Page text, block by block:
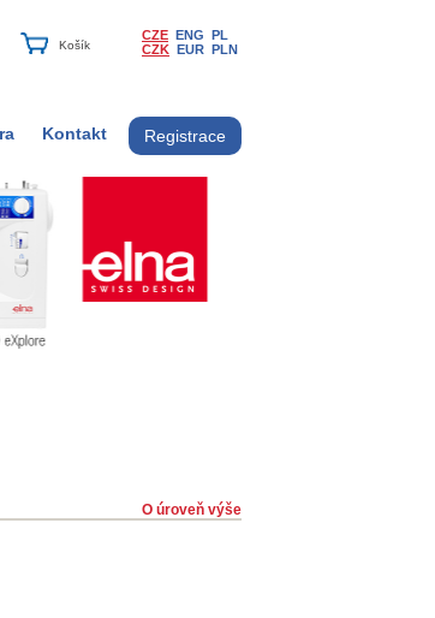
CZE ENG PL
CZK EUR PLN
Kontakt Registrace
O úroveň výše